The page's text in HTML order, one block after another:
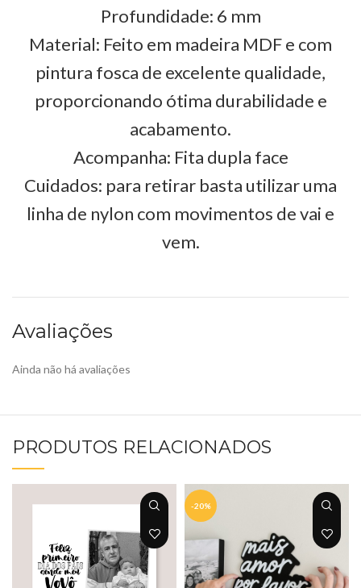
Profundidade: 6 mm
Material: Feito em madeira MDF e com
pintura fosca de excelente qualidade,
proporcionando ótima durabilidade e
acabamento.
Acompanha: Fita dupla face
Cuidados: para retirar basta utilizar uma
linha de nylon com movimentos de vai e
vem.
Avaliações
Ainda não há avaliações
PRODUTOS RELACIONADOS
-20%